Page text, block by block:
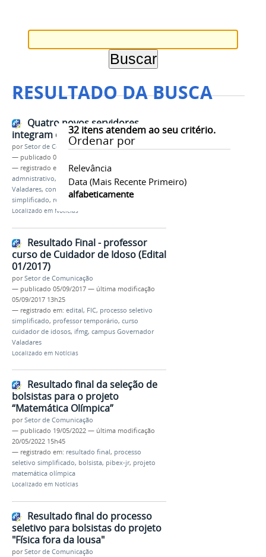
RESULTADO DA BUSCA
32itens atendem ao seu critério.
Ordenar por
Relevância
Data (mais Recente Primeiro)
alfabeticamente
Quatro novos servidores
integram o Campus
porSetor de Comunicação
— publicado 06/09/2017
— registrado em:
servidores,docentes
admnistrativo, ifmg,
campus Governador
Valadares, concurso público
simplificado, remoção,cooperação técnica
Localizado em Notícias
Resultado Final - professor
curso de Cuidador de Idoso (Edital
01/2017)
porSetor de Comunicação
— publicado 05/09/2017 — última modificação
05/09/2017 13h25
— registrado em: edital, FIC, processo seletivo
simplificado, professor temporário, curso
cuidador de idosos, ifmg, campus Governador
Valadares
Localizado em Notícias
Resultado final da seleção de
bolsistas para o projeto
“Matemática Olímpica”
porSetor de Comunicação
— publicado 19/05/2022 — última modificação
20/05/2022 15h45
— registrado em: resultado final, processo
seletivo simplificado, bolsista, pibex-jr, projeto
matemática olímpica
Localizado em Notícias
Resultado final do processo
seletivo para bolsistas do projeto
"Física fora da lousa"
porSetor de Comunicação